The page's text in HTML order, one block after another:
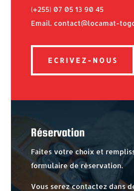
(+255) 07 05 13 90 45
Email. contact@locamat-
ECRIVEZ-NOUS
Réservation
Faites votre choix et
formulaire de réservation.
Vous serez contactez dans